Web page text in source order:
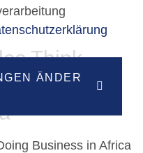
ÄNDER
Think
in
Business in Africa